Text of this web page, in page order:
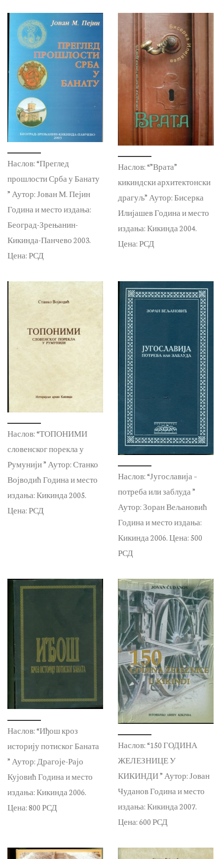
Наслов: “Преглед
прошлости Срба у Банату
” Аутор: Јован М. Пејин
Година и место издања:
Београд-Зрењанин-
Кикинда-Панчево 2003.
Цена: РСД
Наслов: “”Врата”
кикиндски архитектонски
драгуљ” Аутор: Бисерка
Илијашев Година и место
издања: Кикинда 2004.
Цена: РСД
Наслов: “ТОПОНИМИ
словенског порекла у
Румунији ” Аутор: Станко
Војводић Година и место
издања: Кикинда 2005.
Цена: РСД
Наслов: “Југославија –
потреба или заблуда ”
Аутор: Зоран Вељановић
Година и место издања:
Кикинда 2006. Цена: 500
РСД
Наслов: “Иђош кроз
историју потиског Баната
” Аутор: Драгоје-Рајо
Кујовић Година и место
издања: Кикинда 2006.
Цена: 800 РСД
Наслов: “150 ГОДИНА
ЖЕЛЕЗНИЦЕ У
КИКИНДИ ” Аутор: Јован
Чуданов Година и место
издања: Кикинда 2007.
Цена: 600 РСД